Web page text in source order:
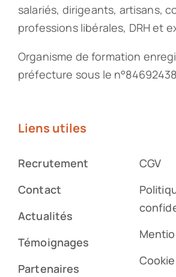
salariés, dirigeants, artisans,
professions libérales, DRH et
Organisme de formation
préfecture sous le
Liens utiles
Recrutement
Contact
Actualités
Témoignages
Partenaires
CGV